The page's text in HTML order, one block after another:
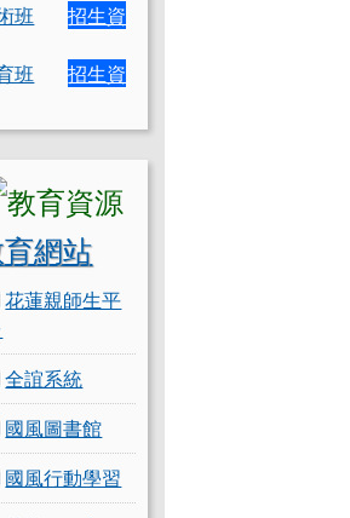
班
招生資
班
招生資
網站
花蓮親師生平
全誼系統
國風圖書館
國風行動學習